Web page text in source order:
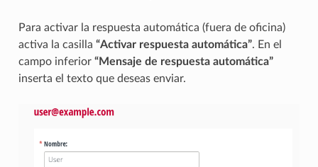
Para activar la respuesta automática (fuera de oficina)
activa la casilla “Activar respuesta automática”. En el
campo inferior “Mensaje de respuesta automática”
inserta el texto que deseas enviar.